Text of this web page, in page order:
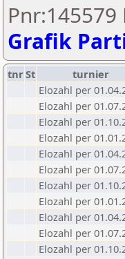
Grafik
tnrSt turnier
Elozahl per
Elozahl per
Elozahl per
Elozahl per
Elozahl per
Elozahl per
Elozahl per
Elozahl per
Elozahl per
Elozahl per
Elozahl per